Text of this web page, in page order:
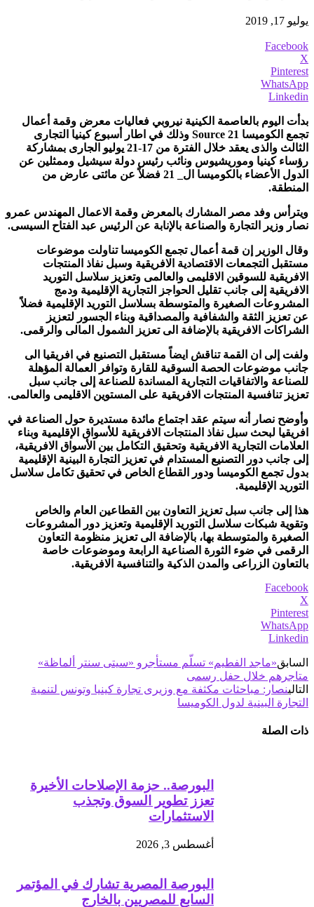
يوليو 17, 2019
Facebook
X
Pinterest
WhatsApp
Linkedin
بدأت اليوم بالعاصمة الكينية نيروبي فعاليات معرض وقمة أعمال
تجمع الكوميسا Source 21 وذلك في اطار أسبوع كينيا التجارى
الثالث والذى يعقد خلال الفترة من 17-21 يوليو الجارى بمشاركة
رؤساء كينيا وموريشيوس ونائب رئيس دولة سيشيل وممثلين عن
الدول الأعضاء بالكوميسا ال_ 21 فضلاً عن مائتى عارض من
المنطقة.
ويترأس وفد مصر المشارك بالمعرض وقمة الاعمال المهندس عمرو
نصار وزير التجارة والصناعة بالإنابة عن الرئيس عبد الفتاح السيسى.
وقال الوزير إن قمة أعمال تجمع الكوميسا تناولت موضوعات
مستقبل التجمعات الاقتصادية الافريقية وسبل نفاذ المنتجات
الافريقية للسوقين الاقليمى والعالمى وتعزيز سلاسل التوريد
الافريقية إلى جانب تقليل الحواجز التجارية الإقليمية ودمج
المشروعات الصغيرة والمتوسطة بسلاسل التوريد الإقليمية فضلاً
عن تعزيز الثقة والشفافية والمصداقية وبناء الجسور لتعزيز
الشراكات الافريقية بالإضافة الى تعزيز الشمول المالى والرقمى.
ولفت إلى ان القمة تناقش ايضاً مستقبل التصنيع في افريقيا الى
جانب موضوعات الحصة السوقية للقارة وتوافر العمالة المؤهلة
للصناعة والاتفاقيات التجارية المساندة للصناعة إلى جانب سبل
تعزيز تنافسية المنتجات الافريقية على المستوين الاقليمى والعالمى.
وأوضح نصار أنه سيتم عقد اجتماع مائدة مستديرة حول الصناعة في
افريقيا لبحث سبل نفاذ المنتجات الافريقية للأسواق الإقليمية وبناء
العلامات التجارية الافريقية وتحقيق التكامل بين الأسواق الافريقية،
إلى جانب دور التصنيع المستدام في تعزيز التجارة البينية الإقليمية
بدول تجمع الكوميسا ودور القطاع الخاص في تحقيق تكامل سلاسل
التوريد الإقليمية.
هذا إلى جانب سبل تعزيز التعاون بين القطاعين العام والخاص
وتقوية شبكات سلاسل التوريد الإقليمية وتعزيز دور المشروعات
الصغيرة والمتوسطة بها، بالإضافة الى تعزيز منظومة التعاون
الرقمى في ضوء الثورة الصناعية الرابعة وموضوعات خاصة
بالتعاون الزراعى والمدن الذكية والتنافسية الافريقية.
Facebook
X
Pinterest
WhatsApp
Linkedin
السابق«ماجد الفطيم» تسلّم مستأجرو «سيتى سنتر ألماظة»
متاجرهم خلال حفل رسمى
التالينصار: مباحثات مكثفة مع وزيرى تجارة كينيا وتونس لتنمية
التجارة البينية لدول الكوميسا
ذات الصلة
البورصة.. حزمة الإصلاحات الأخيرة
تعزز تطوير السوق وتجذب
الاستثمارات
أغسطس 3, 2026
البورصة المصرية تشارك في المؤتمر
السابع للمصريين بالخارج